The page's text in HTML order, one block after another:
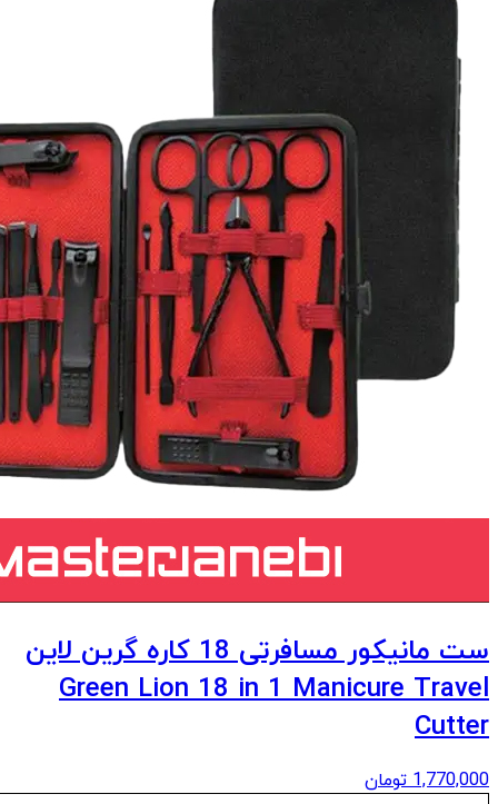
ست مانیکور مسافرتی 18 کاره گرین لاین
Green Lion 18 in 1 Manicure Travel
Cutter
1,770,000 تومان